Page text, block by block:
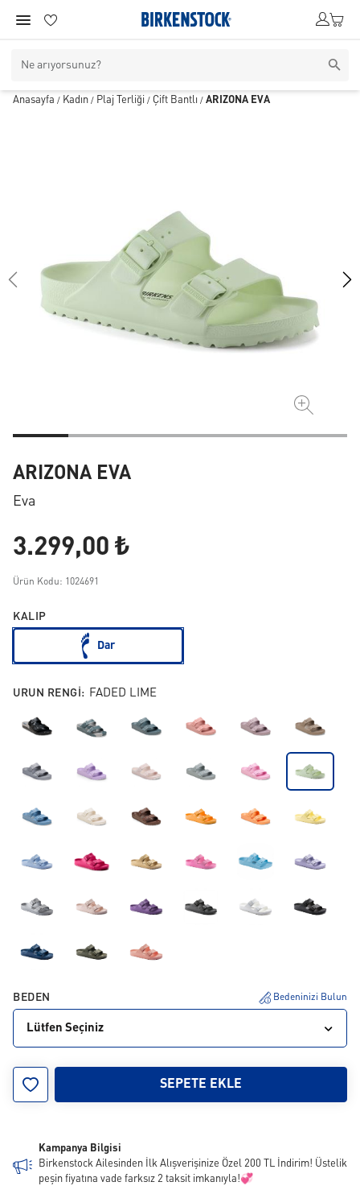
Anasayfa / Kadın / Plaj Terliği / Çift Bantlı / ARIZONA EVA
ARIZONA EVA
Eva
3.299,00 ₺
Ürün Kodu: 1024691
KALIP
Dar
URUN RENGI: FADED LIME
BEDEN Bedeninizi Bulun
Lütfen Seçiniz
SEPETE EKLE
Kampanya Bilgisi
Birkenstock Ailesinden İlk Alışverişinize Özel 200 TL İndirim! Üstelik
peşin fiyatına vade farksız 2 taksit imkanıyla!💞